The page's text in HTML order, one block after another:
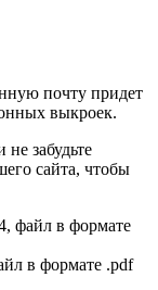
почту придет
выкроек.
забудьте
сайта, чтобы
файл в формате
в формате .pdf